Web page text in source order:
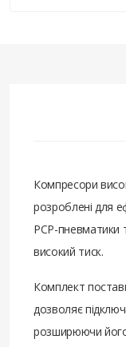
Компресори
розроблені для
PCP-пневматики
високий тиск.
Комплект
дозволяє
розширюючи